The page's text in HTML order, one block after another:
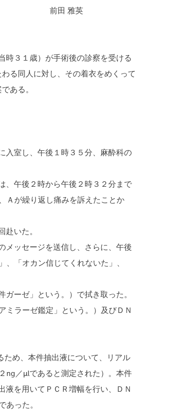
前田 雅英
時３１歳）が手術後の診察を受ける
る同人に対し、その着衣をめくって
ある。
入室し、午後１時３５分、麻酔科の
、午後２時から午後２時３２分まで
Ａが繰り返し痛みを訴えたことか
いた。
メッセージを送信し、さらに、午後
「オカン信じてくれないた」、
ーゼ」という。）で拭き取った。
ミラーゼ鑑定」という。）及びＤＮ
め、本件抽出液について、リアル
ng／μlであると測定された）。本件
液を用いてＰＣＲ増幅を行い、ＤＮ
あった。